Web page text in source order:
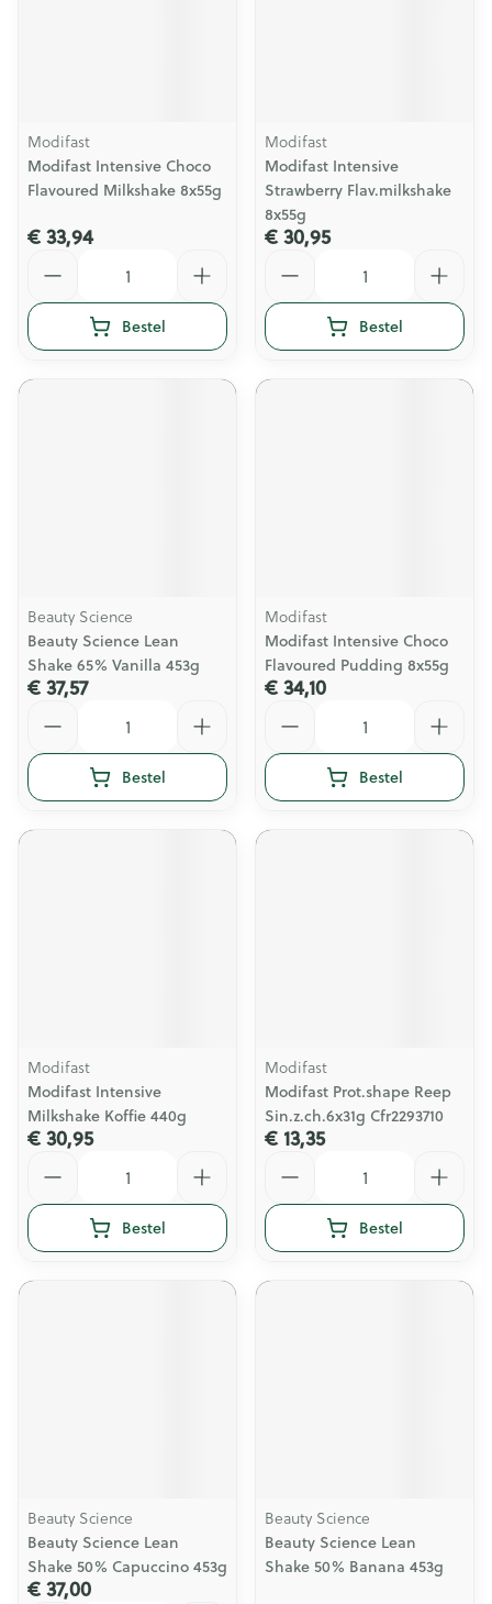
Modifast
Modifast Intensive Choco
Flavoured Milkshake 8x55g
€ 33,94
Bestel
Modifast
Modifast Intensive
Strawberry Flav.milkshake
8x55g
€ 30,95
Bestel
Beauty Science
Beauty Science Lean
Shake 65% Vanilla 453g
€ 37,57
Bestel
Modifast
Modifast Intensive Choco
Flavoured Pudding 8x55g
€ 34,10
Bestel
Modifast
Modifast Intensive
Milkshake Koffie 440g
€ 30,95
Bestel
Modifast
Modifast Prot.shape Reep
Sin.z.ch.6x31g Cfr2293710
€ 13,35
Bestel
Beauty Science
Beauty Science Lean
Shake 50% Capuccino 453g
€ 37,00
Beauty Science
Beauty Science Lean
Shake 50% Banana 453g